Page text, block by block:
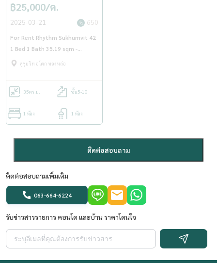
฿25,000/ด.
2025-03-21 650
For Rent Rhythm Sukhumvit 42
1 Bed 1 Bath 35.19 sqm -
OJ_071_RT42
สุขุมวิท อโศก ทองหล่อ
35ตร.ม. ชั้น5-10
1 ห้อง 1 ห้อง
ติดต่อสอบถาม
ติดต่อสอบถามเพิ่มเติม
063-664-6224
รับข่าวสารรายการ คอนโด และบ้าน ราคาโดนใจ